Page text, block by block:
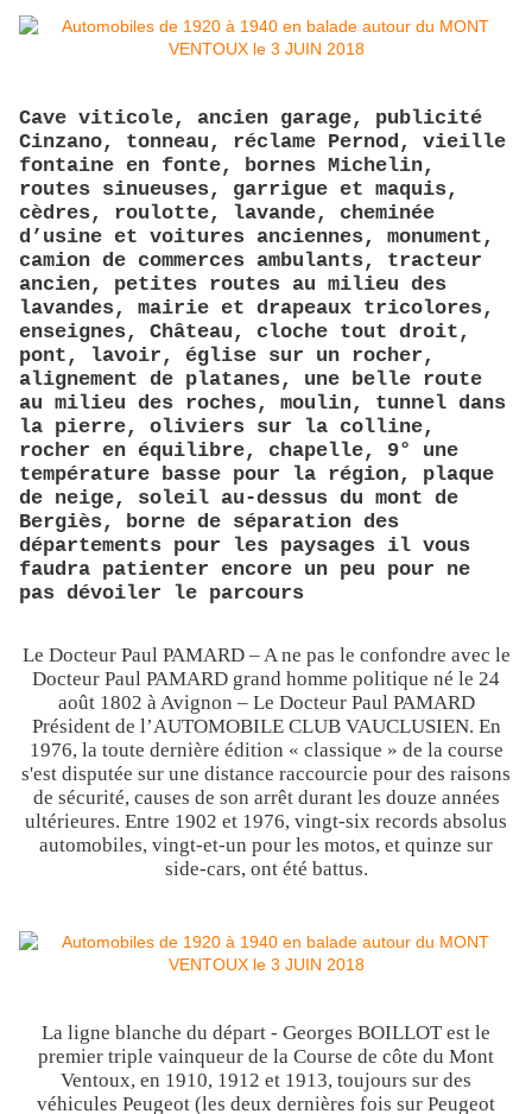
Cave viticole, ancien garage, publicité
Cinzano, tonneau, réclame Pernod, vieille
fontaine en fonte, bornes Michelin,
routes sinueuses, garrigue et maquis,
cèdres, roulotte, lavande, cheminée
d’usine et voitures anciennes, monument,
camion de commerces ambulants, tracteur
ancien, petites routes au milieu des
lavandes, mairie et drapeaux tricolores,
enseignes, Château, cloche tout droit,
pont, lavoir, église sur un rocher,
alignement de platanes, une belle route
au milieu des roches, moulin, tunnel dans
la pierre, oliviers sur la colline,
rocher en équilibre, chapelle, 9° une
température basse pour la région, plaque
de neige, soleil au-dessus du mont de
Bergiès, borne de séparation des
départements pour les paysages il vous
faudra patienter encore un peu pour ne
pas dévoiler le parcours
Le Docteur Paul PAMARD – A ne pas le confondre avec le
Docteur Paul PAMARD grand homme politique né le 24
août 1802 à Avignon – Le Docteur Paul PAMARD
Président de l’AUTOMOBILE CLUB VAUCLUSIEN. En
1976, la toute dernière édition « classique » de la course
s'est disputée sur une distance raccourcie pour des raisons
de sécurité, causes de son arrêt durant les douze années
ultérieures. Entre 1902 et 1976, vingt-six records absolus
automobiles, vingt-et-un pour les motos, et quinze sur
side-cars, ont été battus.
La ligne blanche du départ - Georges BOILLOT est le
premier triple vainqueur de la Course de côte du Mont
Ventoux, en 1910, 1912 et 1913, toujours sur des
véhicules Peugeot (les deux dernières fois sur Peugeot